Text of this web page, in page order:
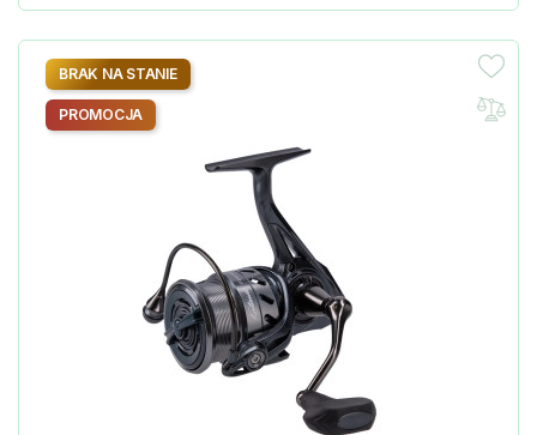
BRAK NA STANIE
PROMOCJA